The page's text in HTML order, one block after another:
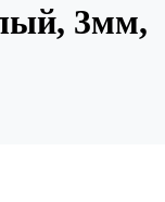
3мм,